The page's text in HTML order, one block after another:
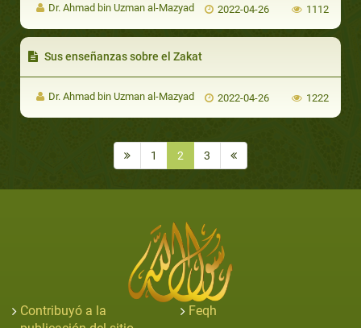
Dr. Ahmad bin Uzman al-Mazyad 2022-04-26 1112
Sus enseñanzas sobre el Zakat
Dr. Ahmad bin Uzman al-Mazyad 2022-04-26 1222
1 2 3
Contribuyó a la
Feqh